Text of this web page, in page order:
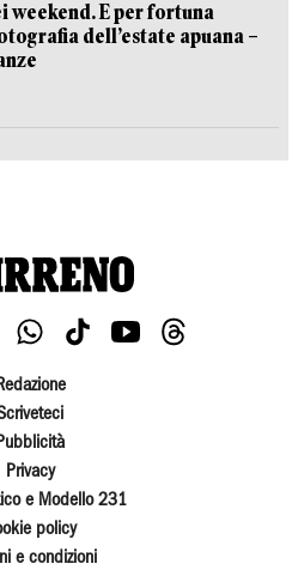
weekend. E per fortuna
dell’estate apuana –
Redazione
Pubblicità
Privacy
e Modello 231
policy
e condizioni